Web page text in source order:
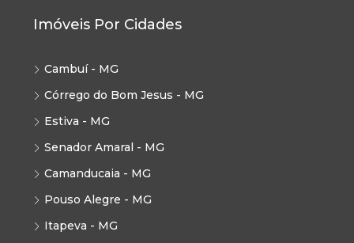
Imóveis Por Cidades
Cambuí - MG
Córrego do Bom Jesus - MG
Estiva - MG
Senador Amaral - MG
Camanducaia - MG
Pouso Alegre - MG
Itapeva - MG